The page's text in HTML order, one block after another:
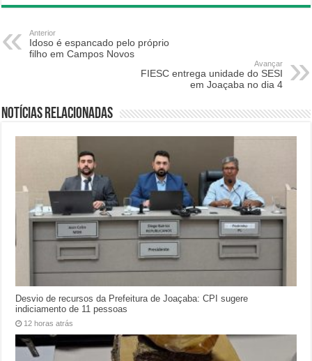
Anterior
Idoso é espancado pelo próprio
filho em Campos Novos
Avançar
FIESC entrega unidade do SESI
em Joaçaba no dia 4
Notícias relacionadas
Desvio de recursos da Prefeitura de Joaçaba: CPI sugere
indiciamento de 11 pessoas
12 horas atrás